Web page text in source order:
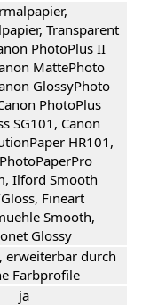
Transparent
PhotoPlus II
MattePhoto
GlossyPhoto
PhotoPlus
SG101, Canon
HR101,
Ilford Smooth
Fineart
Smooth,
Glossy
erweiterbar durch
Farbprofile
ja